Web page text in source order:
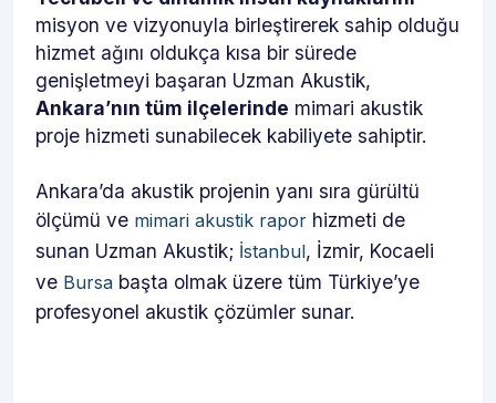
misyon ve vizyonuyla birleştirerek sahip olduğu
hizmet ağını oldukça kısa bir sürede
genişletmeyi başaran Uzman Akustik,
Ankara’nın tüm ilçelerinde mimari akustik
proje hizmeti sunabilecek kabiliyete sahiptir.
Ankara’da akustik projenin yanı sıra gürültü
ölçümü ve mimari akustik rapor hizmeti de
sunan Uzman Akustik; İstanbul, İzmir, Kocaeli
ve Bursa başta olmak üzere tüm Türkiye’ye
profesyonel akustik çözümler sunar.